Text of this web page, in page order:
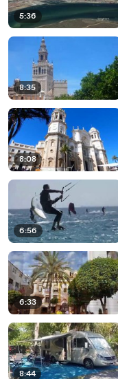
5:36
8:35
8:08
6:56
6:33
8:44